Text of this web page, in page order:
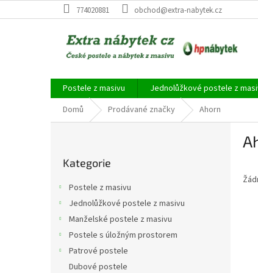
na
774020881 obchod@extra-nabytek.cz
Postele z masivu Jednolůžkové postele z
Domů
Prodávané značky Ahorn
kategorie
Kategorie
Postele z masivu
Jednolůžkové postele z masivu
Manželské postele z masivu
Postele s úložným prostorem
Patrové postele
Dubové postele